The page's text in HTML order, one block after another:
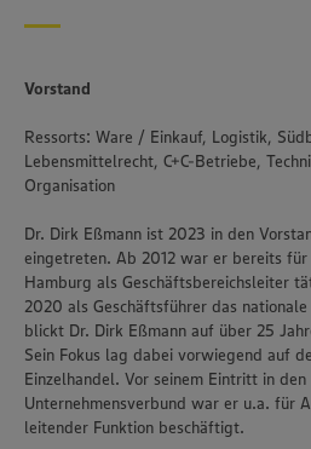
Vorstand
Ressorts: Ware / Einkauf, Logistik,
Lebensmittelrecht, C+C-Betriebe,
Organisation
Dr. Dirk Eßmann ist 2023 in den
eingetreten. Ab 2012 war er bereits für
Hamburg als Geschäftsbereichsleiter
2020 als Geschäftsführer das
blickt Dr. Dirk Eßmann auf über 25
Sein Fokus lag dabei vorwiegend auf
Einzelhandel. Vor seinem Eintritt in den
Unternehmensverbund war er u.a. für
leitender Funktion beschäftigt.